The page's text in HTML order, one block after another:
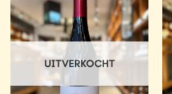
Add to
Wishlist
UITVERKOCHT